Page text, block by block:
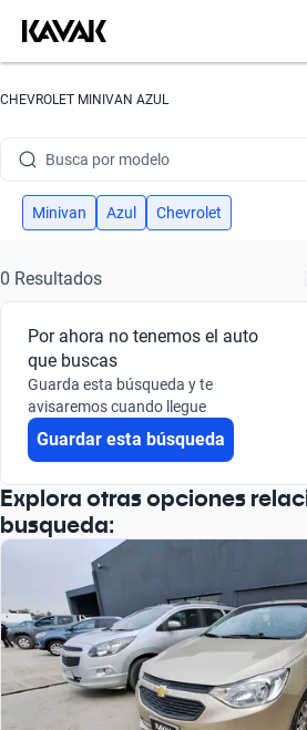
CHEVROLET MINIVAN AZUL
Busca por modelo
Busca por versión
Busca por marca
Busca por modelo
Busca por versión
Minivan Azul Chevrolet
0 Resultados
Por ahora no tenemos el auto
que buscas
Guarda esta búsqueda y te
avisaremos cuando llegue
Guardar esta búsqueda
Explora otras opciones
busqueda: